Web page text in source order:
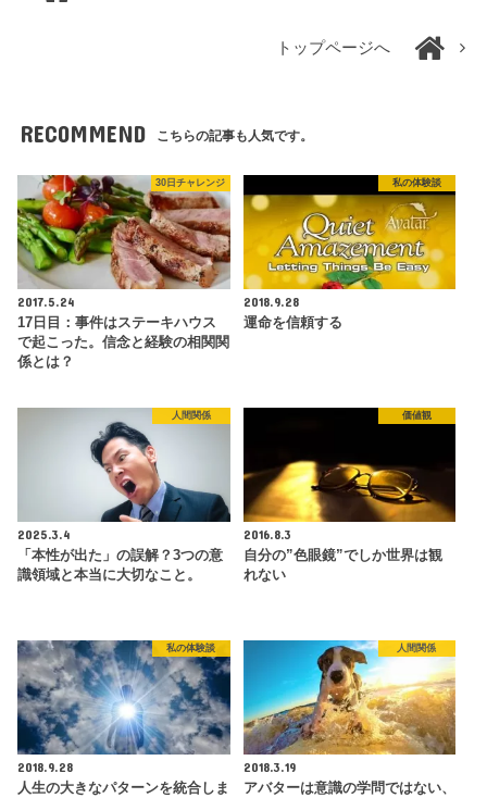
トップページへ
RECOMMEND こちらの記事も人気です。
30日チャレンジ
2017.5.24
17日目：事件はステーキハウス
で起こった。信念と経験の相関関
係とは？
私の体験談
2018.9.28
運命を信頼する
人間関係
2025.3.4
「本性が出た」の誤解？3つの意
識領域と本当に大切なこと。
価値観
2016.8.3
自分の”色眼鏡”でしか世界は観
れない
私の体験談
2018.9.28
人生の大きなパターンを統合しま
人間関係
2018.3.19
アバターは意識の学問ではない、